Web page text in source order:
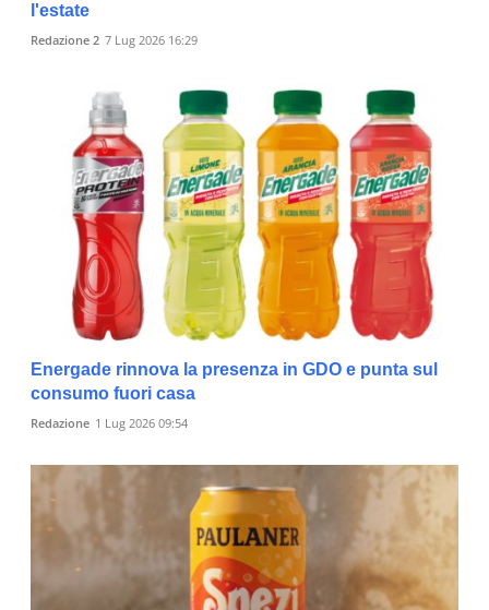
l'estate
Redazione 2 7 Lug 2026 16:29
Energade rinnova la presenza in GDO e punta sul
consumo fuori casa
Redazione 1 Lug 2026 09:54